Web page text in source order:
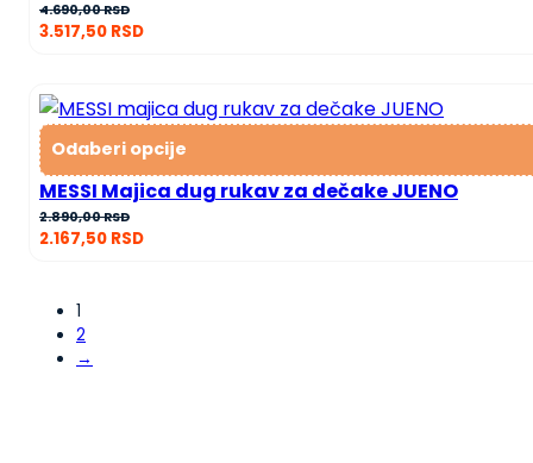
4.690,00RSD
3.517,50 RSD
Odaberi opcije
MESSI Majica dug rukav za dečake JUENO
2.890,00RSD
2.167,50 RSD
1
2
→